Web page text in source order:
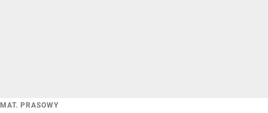
MAT. PRASOWY